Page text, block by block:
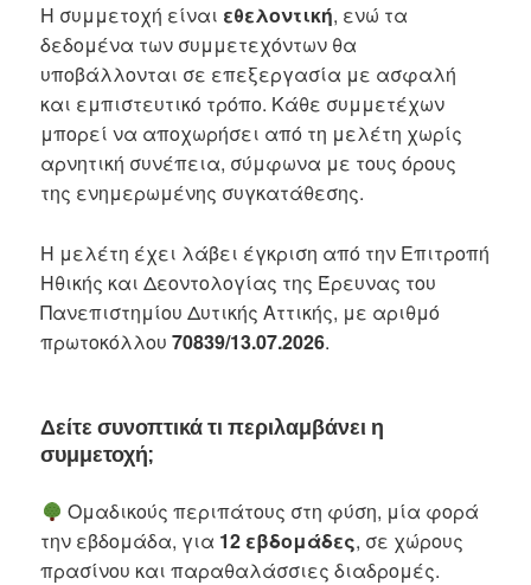
Η συμμετοχή είναι εθελοντική, ενώ τα
δεδομένα των συμμετεχόντων θα
υποβάλλονται σε επεξεργασία με ασφαλή
και εμπιστευτικό τρόπο. Κάθε συμμετέχων
μπορεί να αποχωρήσει από τη μελέτη χωρίς
αρνητική συνέπεια, σύμφωνα με τους όρους
της ενημερωμένης συγκατάθεσης.
Η μελέτη έχει λάβει έγκριση από την Επιτροπή
Ηθικής και Δεοντολογίας της Έρευνας του
Πανεπιστημίου Δυτικής Αττικής, με αριθμό
πρωτοκόλλου70839/13.07.2026.
Δείτε συνοπτικά τι περιλαμβάνει η
συμμετοχή;
Ομαδικούς περιπάτους στη φύση, μία φορά
την εβδομάδα, για 12 εβδομάδες, σε χώρους
πρασίνου και παραθαλάσσιες διαδρομές.